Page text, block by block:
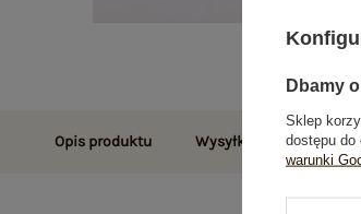
Opis produktu Wysyłka i dostawa
Dbamy
Sklep
dostępu do
warunki